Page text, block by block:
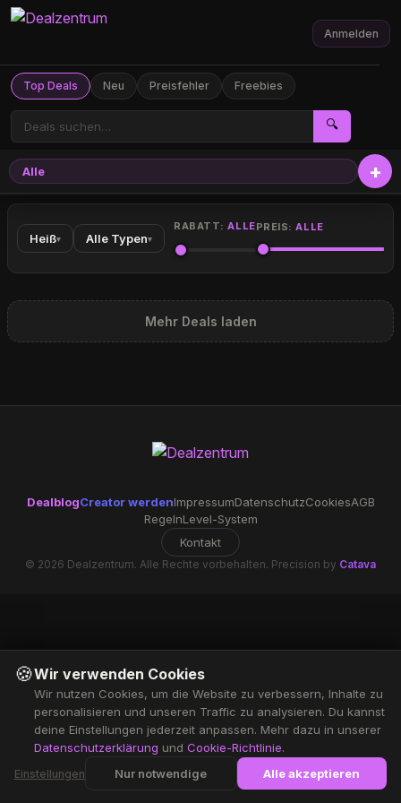
Top Deals Neu Preisfehler Freebies
🔍
Anmelden
Alle
Heiß▾ Alle Typen▾
RABATT:ALLEPREIS:ALLE
Mehr Deals laden
DealblogCreator werdenImpressumDatenschutzCookiesAGB
RegelnLevel-System
Kontakt
© 2026 Dealzentrum. Alle Rechte vorbehalten. Precision by Catava
🍪Wir verwenden Cookies
Wir nutzen Cookies, um die Website zu verbessern, Inhalte zu
personalisieren und unseren Traffic zu analysieren. Du kannst
deine Einstellungen jederzeit anpassen. Mehr dazu in unserer
Datenschutzerklärung und Cookie-Richtlinie.
Einstellungen Nur notwendige Alle akzeptieren